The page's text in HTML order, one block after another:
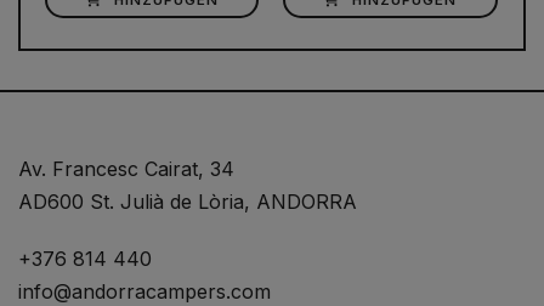
Av. Francesc Cairat, 34
AD600 St. Julià de Lòria, ANDORRA
+376 814 440
info@andorracampers.com